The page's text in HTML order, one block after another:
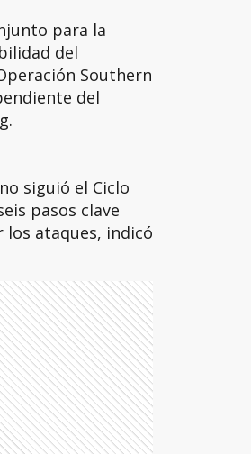
para la
del
Southern
del
siguió el Ciclo
pasos clave
ataques, indicó